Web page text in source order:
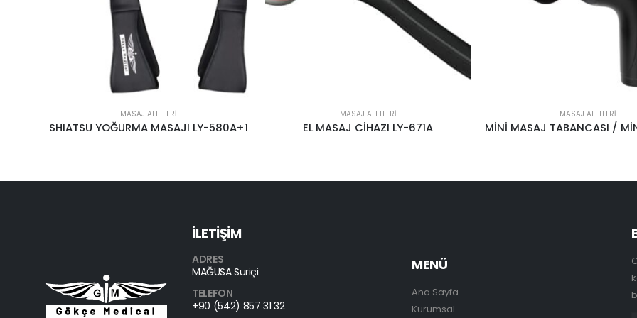
MASAJ ALETLERI
SHIATSU YOĞURMA MASAJI LY-580A+1
MASAJ ALETLERI
EL MASAJ CİHAZI LY-671A
MASAJ ALETLERI
İLETİŞİM
ADRES
MAĞUSA Suriçi
TELEFON
+90 (542) 857 31 32
MENÜ
Ana Sayfa
Kurumsal